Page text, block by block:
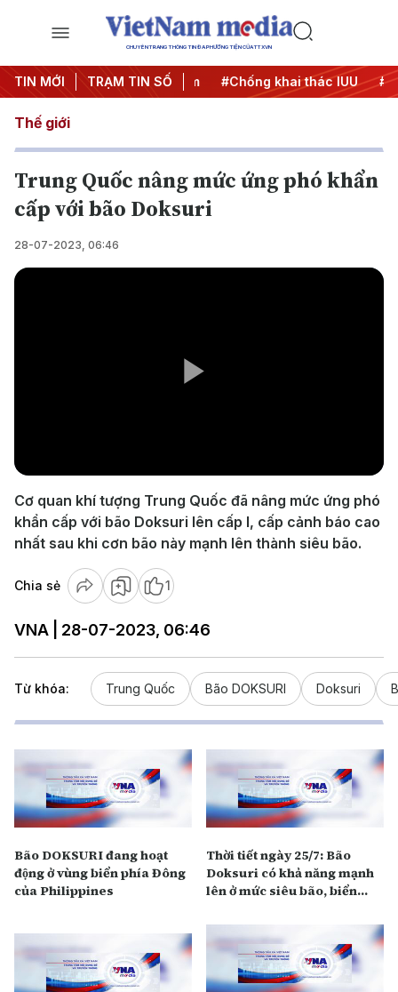
CHUYÊN TRANG THÔNG TIN ĐA PHƯƠNG TIỆN CỦA TTXVN
TIN MỚI TRẠM TIN SỐ
#Chiến dịch 500 ngày đêm #Chống khai thác IUU
Thế giới
Trung Quốc nâng mức ứng phó khẩn
cấp với bão Doksuri
28-07-2023, 06:46
Video
Cơ quan khí tượng Trung Quốc đã nâng mức ứng phó
khẩn cấp với bão Doksuri lên cấp I, cấp cảnh báo cao
nhất sau khi cơn bão này mạnh lên thành siêu bão.
Chia sẻ 1
VNA | 28-07-2023, 06:46
Từ khóa: Trung Quốc Bão DOKSURI Doksuri
Bão DOKSURI đang hoạt
động ở vùng biển phía Đông
của Philippines
Thời tiết ngày 25/7: Bão
Doksuri có khả năng mạnh
lên ở mức siêu bão, biển